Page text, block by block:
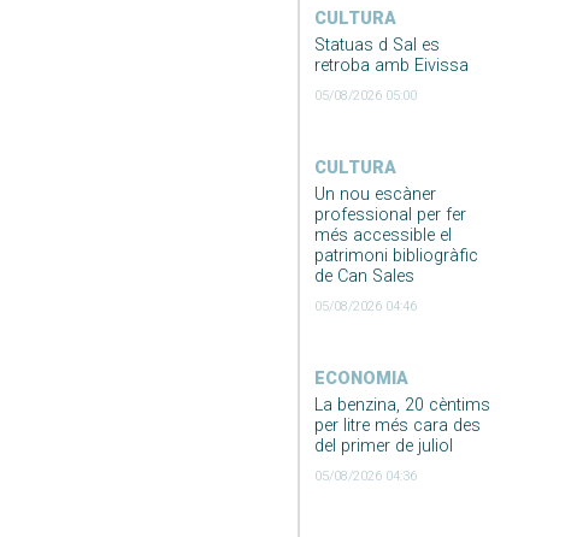
CULTURA
Statuas d Sal es
retroba amb Eivissa
05/08/2026 05:00
CULTURA
Un nou escàner
professional per fer
més accessible el
patrimoni bibliogràfic
de Can Sales
05/08/2026 04:46
ECONOMIA
La benzina, 20 cèntims
per litre més cara des
del primer de juliol
05/08/2026 04:36